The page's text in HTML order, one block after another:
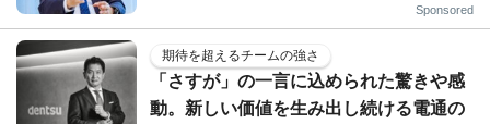
Sponsored
期待を超えるチームの強さ
「さすが」の一言に込められた驚きや感
動。新しい価値を生み出し続ける電通の